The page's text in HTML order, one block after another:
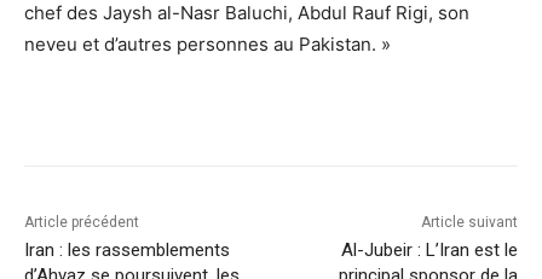
chef des Jaysh al-Nasr Baluchi, Abdul Rauf Rigi, son
neveu et d’autres personnes au Pakistan. »
Article précédent
Iran : les rassemblements
Article suivant
Al-Jubeir : L’Iran est le